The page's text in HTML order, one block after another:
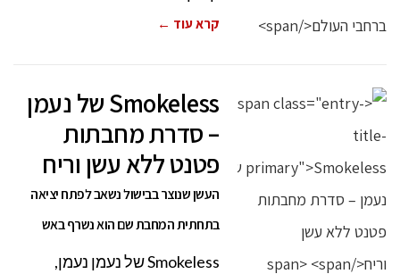
קרא עוד ←
Smokeless של נעמן
– סדרת מחבתות
פטנט ללא עשן וריח
העשן שנוצר בבישול נשאב לפתח יציאה
בתחתית המחבת שם הוא נשרף באש
Smokeless של נעמן נעמן,